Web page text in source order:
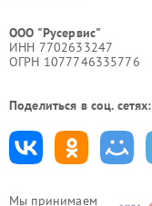
Мы принимаем
ООО "Русервис"
ИНН 7702633247
ОГРН 1077746335776
Поделиться в соц. сетях: